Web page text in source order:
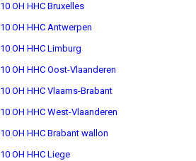
10 OH HHC Bruxelles
10 OH HHC Antwerpen
10 OH HHC Limburg
10 OH HHC Oost-Vlaanderen
10 OH HHC Vlaams-Brabant
10 OH HHC West-Vlaanderen
10 OH HHC Brabant wallon
10 OH HHC Liege